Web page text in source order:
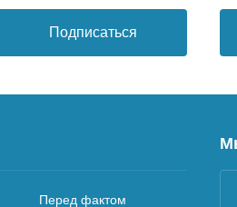
Подписаться
Перед фактом